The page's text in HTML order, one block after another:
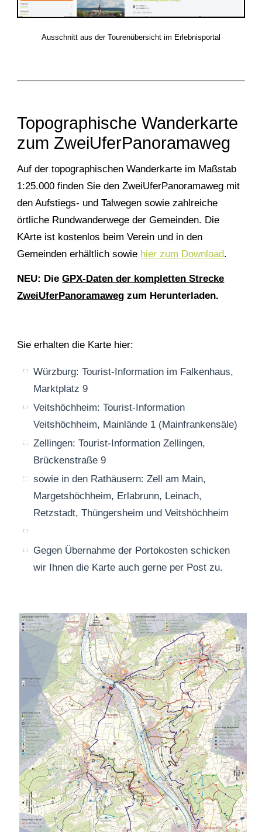
Ausschnitt aus der Tourenübersicht im Erlebnisportal
Topographische Wanderkarte
zum ZweiUferPanoramaweg
Auf der topographischen Wanderkarte im Maßstab
1:25.000 finden Sie den ZweiUferPanoramaweg mit
den Aufstiegs- und Talwegen sowie zahlreiche
örtliche Rundwanderwege der Gemeinden. Die
KArte ist kostenlos beim Verein und in den
Gemeinden erhältlich sowie hier zum Download.
NEU: DieGPX-Daten der kompletten Strecke
ZweiUferPanoramaweg zum Herunterladen.
Sie erhalten die Karte hier:
Würzburg: Tourist-Information im Falkenhaus,
Marktplatz 9
Veitshöchheim: Tourist-Information
Veitshöchheim, Mainlände 1 (Mainfrankensäle)
Zellingen: Tourist-Information Zellingen,
Brückenstraße 9
sowie in den Rathäusern: Zell am Main,
Margetshöchheim, Erlabrunn, Leinach,
Retzstadt, Thüngersheim und Veitshöchheim
Gegen Übernahme der Portokosten schicken
wir Ihnen die Karte auch gerne per Post zu.